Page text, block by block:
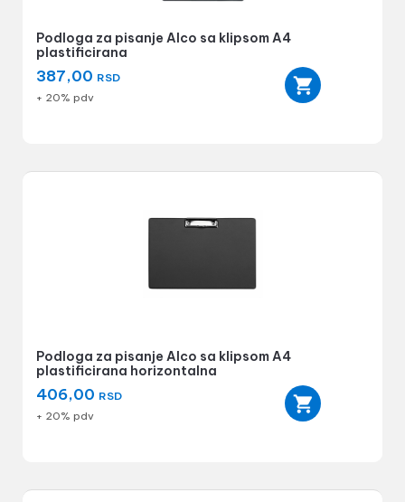
Podloga za pisanje Alco sa klipsom A4
plastificirana
387,00 RSD
+ 20% pdv
Podloga za pisanje Alco sa klipsom A4
plastificirana horizontalna
406,00 RSD
+ 20% pdv